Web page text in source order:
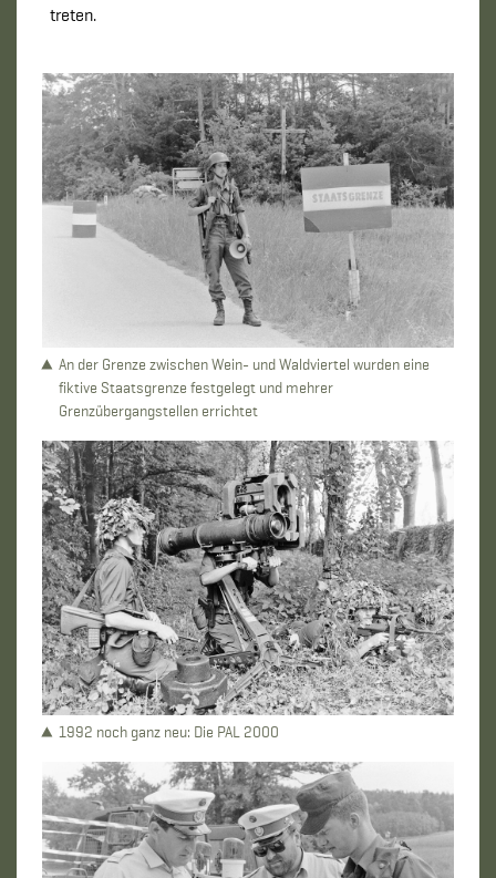
treten.
An der Grenze zwischen Wein- und Waldviertel wurden eine
fiktive Staatsgrenze festgelegt und mehrer
Grenzübergangstellen errichtet
1992 noch ganz neu: Die PAL 2000